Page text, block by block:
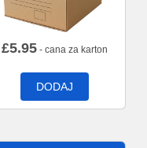
£5.95- cana za karton
DODAJ